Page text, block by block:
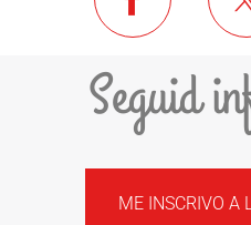
Seguid
ME INSCRIVO A